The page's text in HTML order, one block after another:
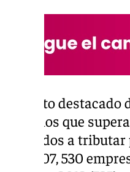
Un dato
negocios que
obligados a
En 2007, 530